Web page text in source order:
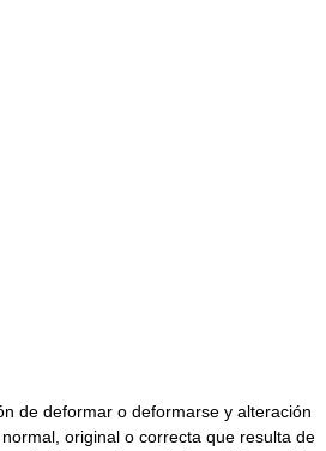
de deformar o deformarse y alteración
original o correcta que resulta de